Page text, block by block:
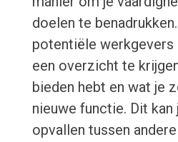
doelen te
potentiële werkgevers
een overzicht te
bieden hebt en wat je
nieuwe functie. Dit kan
opvallen tussen